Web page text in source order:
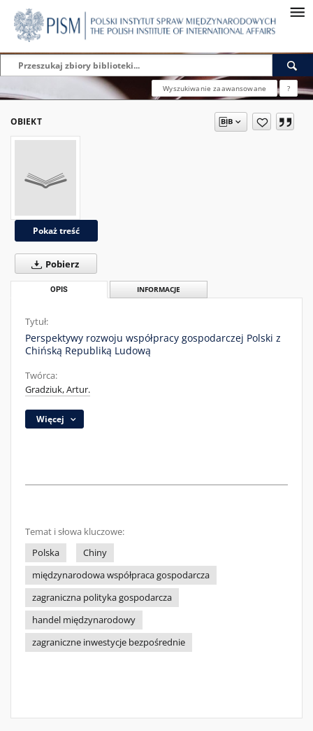
Wyszukiwanie zaawansowane ?
OBIEKT
Pokaż treść
Pobierz
OPIS INFORMACJE
Tytuł:
Perspektywy rozwoju współpracy gospodarczej Polski z
Chińską Republiką Ludową
Twórca:
Gradziuk, Artur.
Więcej
Temat i słowa kluczowe:
Polska
Chiny
międzynarodowa współpraca gospodarcza
zagraniczna polityka gospodarcza
handel międzynarodowy
zagraniczne inwestycje bezpośrednie